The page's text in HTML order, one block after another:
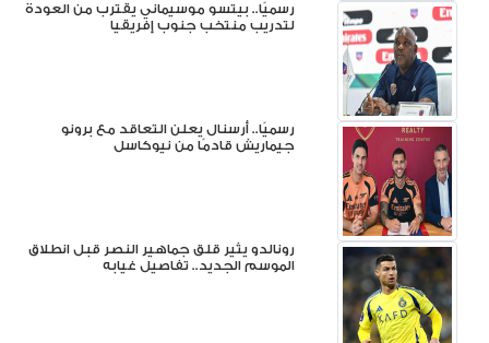
رسميًا.. بيتسو موسيماني يقترب من العودة
لتدريب منتخب جنوب إفريقيا
رسميًا.. أرسنال يعلن التعاقد مع برونو
جيماريش قادمًا من نيوكاسل
رونالدو يثير قلق جماهير النصر قبل انطلاق
الموسم الجديد.. تفاصيل غيابه